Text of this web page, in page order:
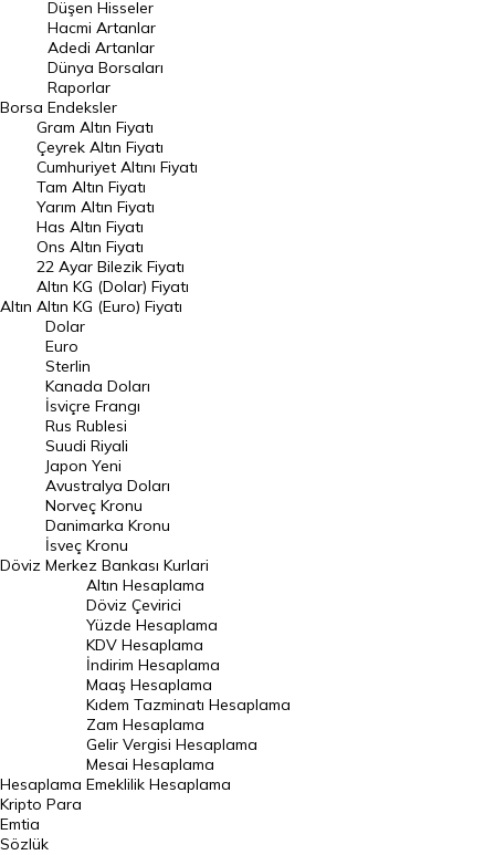
Hacmi Artanlar
Geçmiş Kapanışlar
Dünya Borsaları
Raporlar
Endeksler
DÖVİZ
Döviz Kuru
Dolar Kuru
Euro Kuru
Pound Kuru
Frank Kuru
Riyal Kuru
Avustralya Doları
Danimarka Kronu Kuru
Kanada Doları Kuru
Norveç Kronu Kuru
İsveç Kronu Kuru
Japon Yeni Kuru
Serbest Piyasa Döviz Kurları
Merkez Bankası Döviz Kurları
Altın Fiyatları
Gram Altın Fiyatı
Borsa
Düşen Hisseler
Hacmi Artanlar
Adedi Artanlar
Dünya Borsaları
Raporlar
Endeksler
Altın
Gram Altın Fiyatı
Çeyrek Altın Fiyatı
Cumhuriyet Altını Fiyatı
Tam Altın Fiyatı
Yarım Altın Fiyatı
Has Altın Fiyatı
Ons Altın Fiyatı
22 Ayar Bilezik Fiyatı
Altın KG (Dolar) Fiyatı
Altın KG (Euro) Fiyatı
Döviz
Dolar
Euro
Sterlin
Kanada Doları
İsviçre Frangı
Rus Rublesi
Suudi Riyali
Japon Yeni
Avustralya Doları
Norveç Kronu
Danimarka Kronu
İsveç Kronu
Merkez Bankası Kurlari
Hesaplama
Altın Hesaplama
Döviz Çevirici
Yüzde Hesaplama
KDV Hesaplama
İndirim Hesaplama
Maaş Hesaplama
Kıdem Tazminatı Hesaplama
Zam Hesaplama
Gelir Vergisi Hesaplama
Mesai Hesaplama
Emeklilik Hesaplama
Kripto Para
Emtia
Sözlük